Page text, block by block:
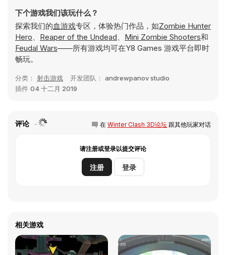
下个游戏我们该玩什么？
探索我们的血游戏专区，体验热门作品，如Zombie Hunter
Hero、 Reaper of the Undead、 Mini Zombie Shooters和
Feudal Wars——所有游戏均可在Y8 Games 游戏平台即时
畅玩。
分类： 射击游戏 开发团队： andrewpanov studio
插件 04 十二月 2019
评论 在 Winter Clash 3D论坛 跟其他玩家对话
请注册或登录以提交评论
注册 登录
相关游戏